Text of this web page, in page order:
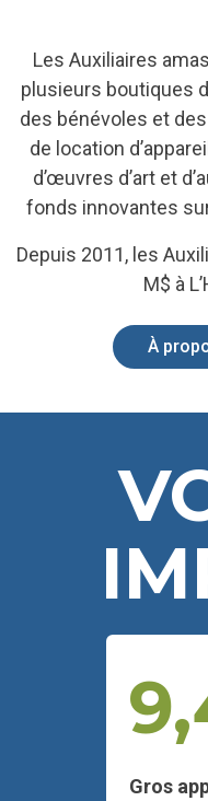
Les Auxiliaires
plusieurs boutiques
des bénévoles et
de location
d’œuvres d’art et
fonds innovantes
Depuis 2011, les
M$ à
À
Gros